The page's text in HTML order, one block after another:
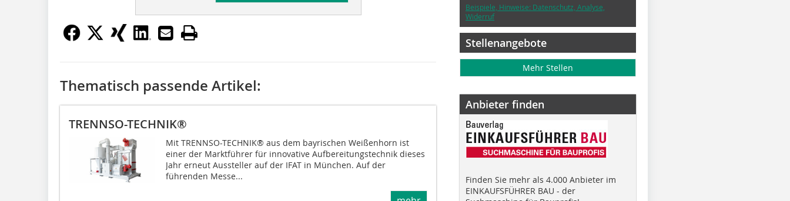
Thematisch passende Artikel:
TRENNSO-TECHNIK®
Mit TRENNSO-TECHNIK® aus dem bayrischen Weißenhorn ist
einer der Marktführer für innovative Aufbereitungstechnik dieses
Jahr erneut Aussteller auf der IFAT in München. Auf der
führenden Messe...
Beispiele, Hinweise: Datenschutz, Analyse,
Widerruf
Stellenangebote
Mehr Stellen
Anbieter finden
Finden Sie mehr als 4.000 Anbieter im
EINKAUFSFÜHRER BAU - der